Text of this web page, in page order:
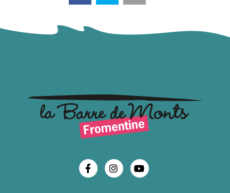
Lien vers le compte Facebook
Lien vers le compte
Lien vers la chaîne